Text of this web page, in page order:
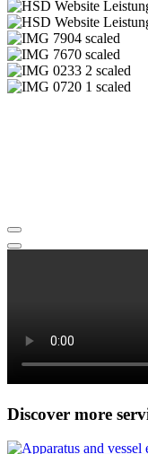
Discover more